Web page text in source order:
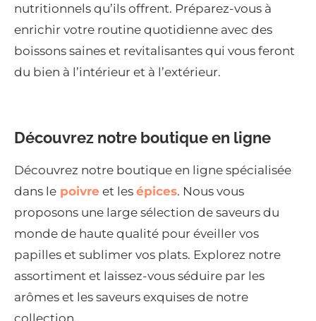
nutritionnels qu’ils offrent. Préparez-vous à
enrichir votre routine quotidienne avec des
boissons saines et revitalisantes qui vous feront
du bien à l’intérieur et à l’extérieur.
Découvrez notre boutique en ligne
Découvrez notre boutique en ligne spécialisée
dans le poivre et les épices. Nous vous
proposons une large sélection de saveurs du
monde de haute qualité pour éveiller vos
papilles et sublimer vos plats. Explorez notre
assortiment et laissez-vous séduire par les
arômes et les saveurs exquises de notre
collection.